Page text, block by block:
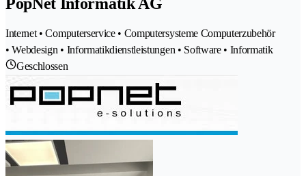
Internet • Computerservice • Computersysteme Computerzubehör
• Webdesign • Informatikdienstleistungen • Software • Informatik
Geschlossen